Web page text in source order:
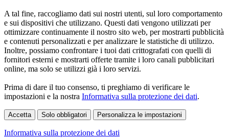
A tal fine, raccogliamo dati sui nostri utenti, sul loro comportamento
e sui dispositivi che utilizzano. Questi dati vengono utilizzati per
ottimizzare continuamente il nostro sito web, per mostrarti pubblicità
e contenuti personalizzati e per analizzare le statistiche di utilizzo.
Inoltre, possiamo confrontare i tuoi dati crittografati con quelli di
fornitori esterni e mostrarti offerte tramite i loro canali pubblicitari
online, ma solo se utilizzi già i loro servizi.
Prima di dare il tuo consenso, ti preghiamo di verificare le
impostazioni e la nostra Informativa sulla protezione dei dati.
Accetta Solo obbligatori Personalizza le impostazioni
Informativa sulla protezione dei dati